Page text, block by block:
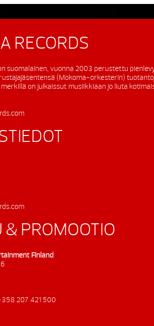
RECORDS
suomalainen, vuonna 2003 perustettu
(Mokoma-orkesterin)
on julkaissut musiikkiaan jo liuta
& PROMOOTIO
Finland
207 421 500